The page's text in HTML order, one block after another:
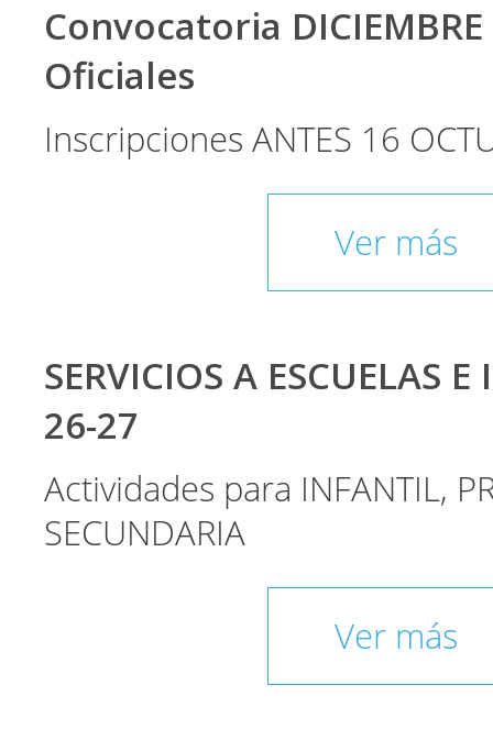
Convocatoria
Oficiales
Inscripciones ANTES 16
Ver más
SERVICIOS A ESCUELAS
26-27
Actividades para INFANTIL,
SECUNDARIA
Ver más